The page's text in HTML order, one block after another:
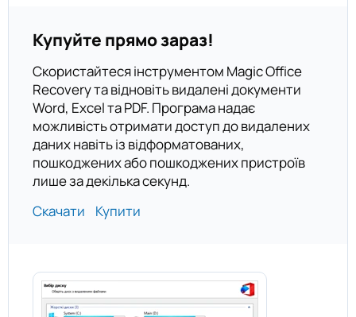
Купуйте прямо зараз!
Скористайтеся інструментом Magic Office
Recovery та відновіть видалені документи
Word, Excel та PDF. Програма надає
можливість отримати доступ до видалених
даних навіть із відформатованих,
пошкоджених або пошкоджених пристроїв
лише за декілька секунд.
Скачати
Купити